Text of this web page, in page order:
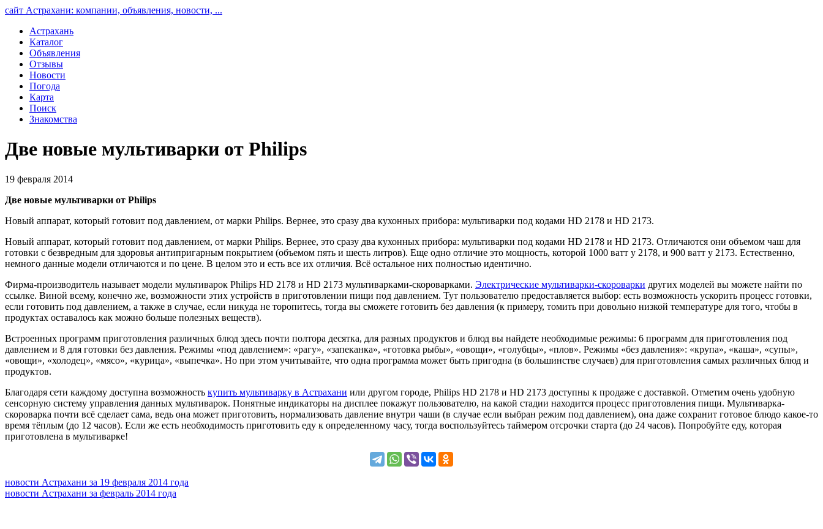
сайт Астрахани: компании, объявления, новости, ...
Астрахань
Каталог
Объявления
Отзывы
Новости
Погода
Карта
Поиск
Знакомства
Две новые мультиварки от Philips
19 февраля 2014
Две новые мультиварки от Philips
Новый аппарат, который готовит под давлением, от марки Philips. Вернее, это сразу два кухонных прибора: мультиварки под кодами HD 2178 и HD 2173.
Новый аппарат, который готовит под давлением, от марки Philips. Вернее, это сразу два кухонных прибора: мультиварки под кодами HD 2178 и HD 2173. Отличаются они объемом чаш для
готовки с безвредным для здоровья антипригарным покрытием (объемом пять и шесть литров). Еще одно отличие это мощность, которой 1000 ватт у 2178, и 900 ватт у 2173. Естественно,
немного данные модели отличаются и по цене. В целом это и есть все их отличия. Всё остальное них полностью идентично.
Фирма-производитель называет модели мультиварок Philips HD 2178 и HD 2173 мультиварками-скороварками. Электрические мультиварки-скороварки других моделей вы можете найти по
ссылке. Виной всему, конечно же, возможности этих устройств в приготовлении пищи под давлением. Тут пользователю предоставляется выбор: есть возможность ускорить процесс готовки,
если готовить под давлением, а также в случае, если никуда не торопитесь, тогда вы сможете готовить без давления (к примеру, томить при довольно низкой температуре для того, чтобы в
продуктах оставалось как можно больше полезных веществ).
Встроенных программ приготовления различных блюд здесь почти полтора десятка, для разных продуктов и блюд вы найдете необходимые режимы: 6 программ для приготовления под
давлением и 8 для готовки без давления. Режимы «под давлением»: «рагу», «запеканка», «готовка рыбы», «овощи», «голубцы», «плов». Режимы «без давления»: «крупа», «каша», «супы»,
«овощи», «холодец», «мясо», «курица», «выпечка». Но при этом учитывайте, что одна программа может быть пригодна (в большинстве случаев) для приготовления самых различных блюд и
продуктов.
Благодаря сети каждому доступна возможность купить мультиварку в Астрахани или другом городе, Philips HD 2178 и HD 2173 доступны к продаже с доставкой. Отметим очень удобную
сенсорную систему управления данных мультиварок. Понятные индикаторы на дисплее покажут пользователю, на какой стадии находится процесс приготовления пищи. Мультиварка-
скороварка почти всё сделает сама, ведь она может приготовить, нормализовать давление внутри чаши (в случае если выбран режим под давлением), она даже сохранит готовое блюдо какое-то
время тёплым (до 12 часов). Если же есть необходимость приготовить еду к определенному часу, тогда воспользуйтесь таймером отсрочки старта (до 24 часов). Попробуйте еду, которая
приготовлена в мультиварке!
новости Астрахани за 19 февраля 2014 года
новости Астрахани за февраль 2014 года